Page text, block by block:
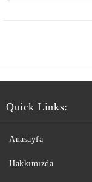
Quick Links:
Anasayfa
Hakkımızda